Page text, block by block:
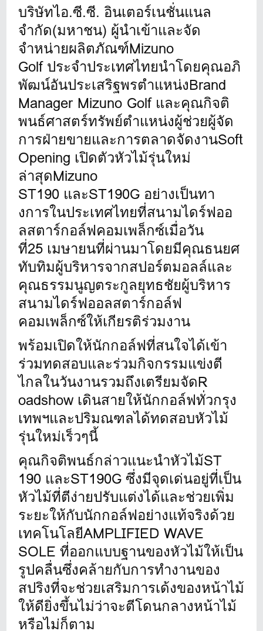
บริษัทไอ.ซี.ซี. อินเตอร์เนชั่นแนล
จำกัด(มหาชน) ผู้นำเข้าและจัด
จำหน่ายผลิตภัณฑ์Mizuno
Golf ประจำประเทศไทยนำโดยคุณอภิ
พัฒน์อันประเสริฐพรตำแหน่งBrand
Manager Mizuno Golf และคุณกิจติ
พนธ์ศาสตร์ทรัพย์ตำแหน่งผู้ช่วยผู้จัด
การฝ่ายขายและการตลาดจัดงานSoft
Opening เปิดตัวหัวไม้รุ่นใหม่
ล่าสุดMizuno
ST190 และST190G อย่างเป็นทา
งการในประเทศไทยที่สนามไดร์ฟออ
ลสตาร์กอล์ฟคอมเพล็กซ์เมื่อวัน
ที่25 เมษายนที่ผ่านมาโดยมีคุณธนยศ
ทับทิมผู้บริหารจากสปอร์ตมอลล์และ
คุณธรรมนูญตระกูลยุทธชัยผู้บริหาร
สนามไดร์ฟออลสตาร์กอล์ฟ
คอมเพล็กซ์ให้เกียรติร่วมงาน
พร้อมเปิดให้นักกอล์ฟที่สนใจได้เข้า
ร่วมทดสอบและร่วมกิจกรรมแข่งตี
ไกลในวันงานรวมถึงเตรียมจัดR
oadshow เดินสายให้นักกอล์ฟทั่วกรุง
เทพฯและปริมณฑลได้ทดสอบหัวไม้
รุ่นใหม่เร็วๆนี้
คุณกิจติพนธ์กล่าวแนะนำหัวไม้ST
190 และST190G ซึ่งมีจุดเด่นอยู่ที่เป็น
หัวไม้ที่ตีง่ายปรับแต่งได้และช่วยเพิ่ม
ระยะให้กับนักกอล์ฟอย่างแท้จริงด้วย
เทคโนโลยีAMPLIFIED WAVE
SOLE ที่ออกแบบฐานของหัวไม้ให้เป็น
รูปคลื่นซึ่งคล้ายกับการทำงานของ
สปริงที่จะช่วยเสริมการเด้งของหน้าไม้
ให้ดียิ่งขึ้นไม่ว่าจะตีโดนกลางหน้าไม้
หรือไม่ก็ตาม